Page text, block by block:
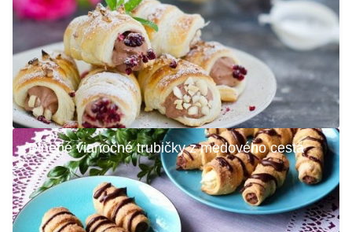
Plnené vianočné trubičky z medového cesta